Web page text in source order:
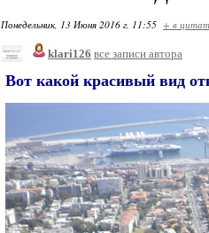
Понедельник, 13 Июня 2016 г. 11:55 + в
klari126 все записи автора
Вот какой красивый вид